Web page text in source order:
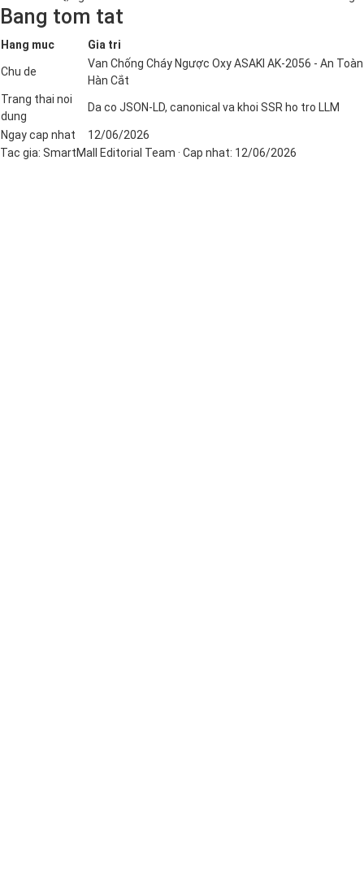
Bang tom tat
Hang muc Gia tri
Chu de
Van Chống Cháy Ngược Oxy ASAKI AK-2056 - An Toàn
Hàn Cắt
Trang thai noi
dung
Da co JSON-LD, canonical va khoi SSR ho tro LLM
Ngay cap nhat
12/06/2026
Tac gia: SmartMall Editorial Team · Cap nhat: 12/06/2026